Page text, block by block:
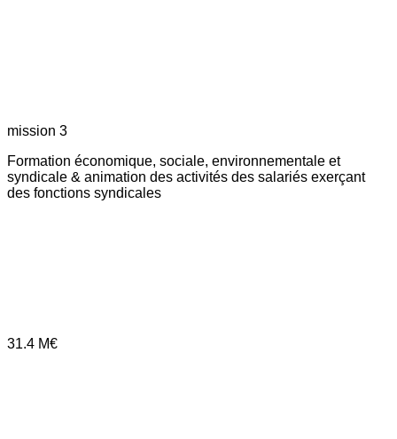
mission 3
Formation économique, sociale, environnementale et
syndicale & animation des activités des salariés exerçant
des fonctions syndicales
31.4 M€